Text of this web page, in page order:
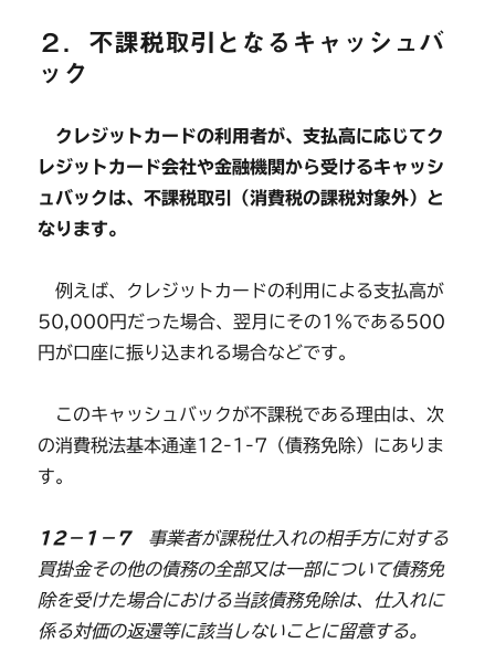
２．不課税取引となるキャッシュバ
ック
クレジットカードの利用者が、支払高に応じてク
レジットカード会社や金融機関から受けるキャッシ
ュバックは、不課税取引（消費税の課税対象外）と
なります。
例えば、クレジットカードの利用による支払高が
50,000円だった場合、翌月にその1％である500
円が口座に振り込まれる場合などです。
このキャッシュバックが不課税である理由は、次
の消費税法基本通達12-1-7（債務免除）にありま
す。
12－1－7 事業者が課税仕入れの相手方に対する
買掛金その他の債務の全部又は一部について債務免
除を受けた場合における当該債務免除は、仕入れに
係る対価の返還等に該当しないことに留意する。